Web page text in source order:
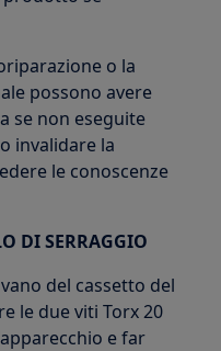
o la
possono avere
se non eseguite
invalidare la
le conoscenze
DI SERRAGGIO
del cassetto del
le due viti Torx 20
e far